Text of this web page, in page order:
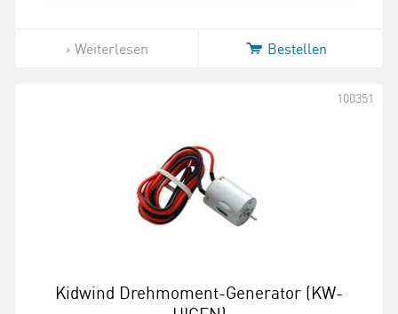
Weiterlesen Bestellen
Kidwind Drehmoment-Generator (KW-
100351